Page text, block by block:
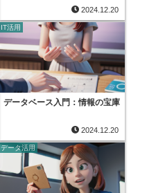
2024.12.20
IT活用
データベース入門：情報の宝庫
2024.12.20
データ活用